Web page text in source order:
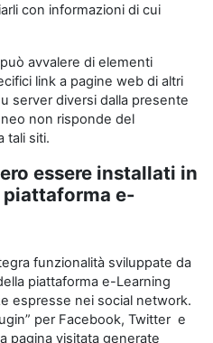
con informazioni di cui
avvalere di elementi
link a pagine web di altri
server diversi dalla presente
non risponde del
tali siti.
essere installati in
e-
funzionalità sviluppate da
piattaforma e-Learning
espresse nei social network.
per Facebook, Twitter e
pagina visitata generate